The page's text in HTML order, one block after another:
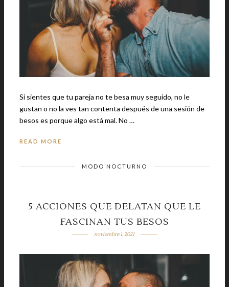
Si sientes que tu pareja no te besa muy seguido, no le
gustan o no la ves tan contenta después de una sesión de
besos es porque algo está mal. No …
READ MORE
MODO NOCTURNO
5 ACCIONES QUE DELATAN QUE LE
FASCINAN TUS BESOS
noviembre 1, 2021